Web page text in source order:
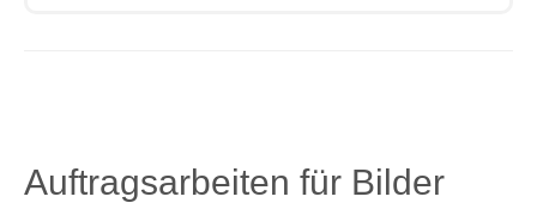
Auftragsarbeiten für Bilder